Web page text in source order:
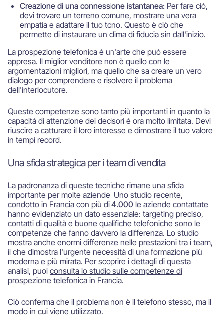
Creazione di una connessione istantanea: Per fare ciò,
devi trovare un terreno comune, mostrare una vera
empatia e adattare il tuo tono. Questo è ciò che
permette di instaurare un clima di fiducia sin dall'inizio.
La prospezione telefonica è un'arte che può essere
appresa. Il miglior venditore non è quello con le
argomentazioni migliori, ma quello che sa creare un vero
dialogo per comprendere e risolvere il problema
dell'interlocutore.
Queste competenze sono tanto più importanti in quanto la
capacità di attenzione dei decisori è ora molto limitata. Devi
riuscire a catturare il loro interesse e dimostrare il tuo valore
in tempi record.
Una sfida strategica per i team di vendita
La padronanza di queste tecniche rimane una sfida
importante per molte aziende. Uno studio recente,
condotto in Francia con più di 4.000 le aziende contattate
hanno evidenziato un dato essenziale: targeting preciso,
contatti di qualità e buone qualifiche telefoniche sono le
competenze che fanno davvero la differenza. Lo studio
mostra anche enormi differenze nelle prestazioni tra i team,
il che dimostra l'urgente necessità di una formazione più
moderna e più mirata. Per scoprire i dettagli di questa
analisi, puoi consulta lo studio sulle competenze di
prospezione telefonica in Francia.
Ciò conferma che il problema non è il telefono stesso, ma il
modo in cui viene utilizzato.